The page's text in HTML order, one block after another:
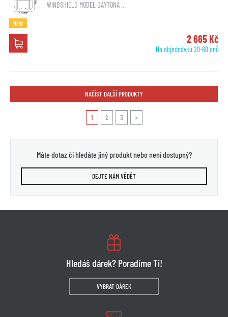
WINDSHIELD MODEL DAYTONA …
NEW
2 665 Kč
Na objednávku 20-60 dnů
NAČÍST DALŠÍ PRODUKTY
1 2 3 >
Máte dotaz či hledáte jiný produkt nebo není dostupný?
DEJTE NÁM VĚDĚT
Hledáš dárek? Poradíme Ti!
VYBRAT DÁREK